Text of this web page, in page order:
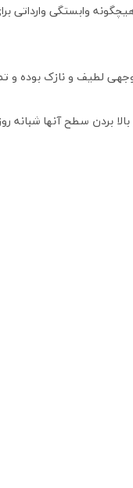
وابستگی وارداتی
لطیف و نازک بوده و
بردن سطح آنها شبانه